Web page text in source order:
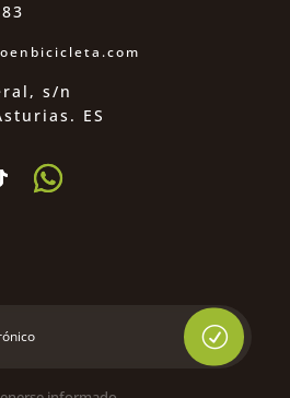
s/n
ES